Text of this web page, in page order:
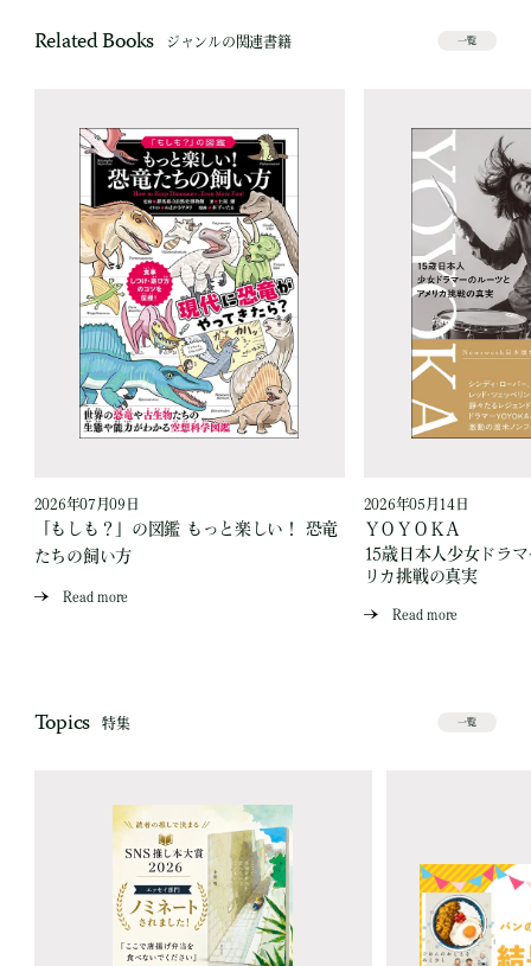
Related Books ジャンルの関連書籍 一覧
2026年07月09日
「もしも？」の図鑑 もっと楽しい！ 恐竜
たちの飼い方
Read more
2026年05月14日
ＹＯＹＯＫＡ
15歳日本人少女ドラ
リカ挑戦の真実
Read more
Topics 特集 一覧